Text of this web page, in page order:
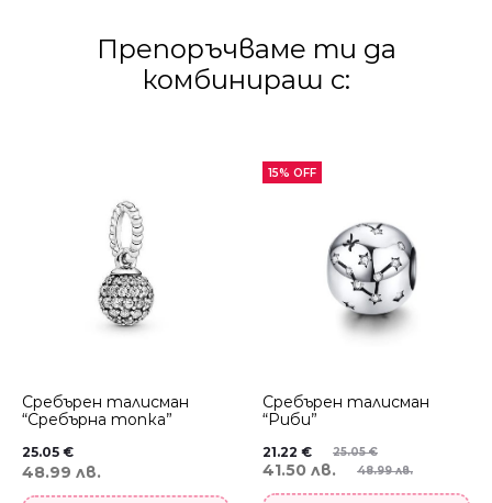
Препоръчваме ти да
комбинираш с:
Сребърен талисман
“Сребърна топка”
25.05 €
48.99 лв.
15% OFF
Сребърен талисман
“Риби”
25.05€
21.22 €
48.99 лв.
41.50 лв.